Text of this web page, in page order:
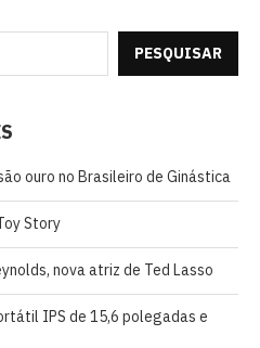
PESQUISAR
ouro no Brasileiro de Ginástica
Story
nova atriz de Ted Lasso
IPS de 15,6 polegadas e